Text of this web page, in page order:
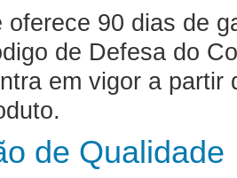
oferece 90 dias de
de Defesa do
em vigor a partir
de Qualidade